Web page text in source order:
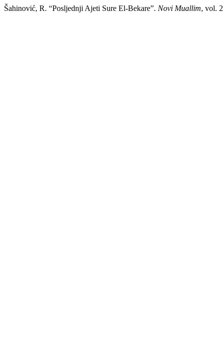
Šahinović, R. “Posljednji Ajeti Sure El-Bekare”. Novi Muallim, vol.